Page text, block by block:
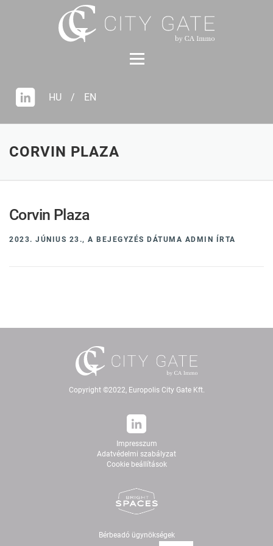
HU / EN
CORVIN PLAZA
Corvin Plaza
2023. JÚNIUS 23., A BEJEGYZÉS DÁTUMA ADMIN ÍRTA
Copyright ©2022, Europolis City Gate Kft.
Impresszum
Adatvédelmi szabályzat
Cookie beállítások
Bérbeadó ügynökségek